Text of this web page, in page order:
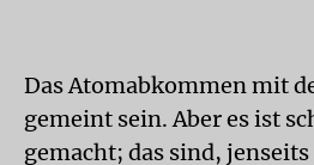
Das Atomabkommen mit
gemeint sein. Aber es ist
gemacht; das sind,